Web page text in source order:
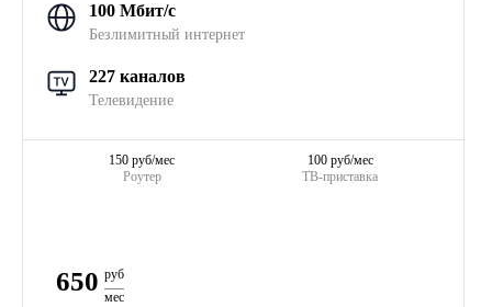
100 Мбит/с
Безлимитный интернет
227 каналов
Телевидение
Роутер
150 руб/мес
ТВ-приставка
100 руб/мес
650 руб
мес